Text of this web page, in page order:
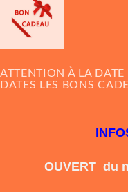
ATTENTION À LA
DATES LES BONS
OUVERT du